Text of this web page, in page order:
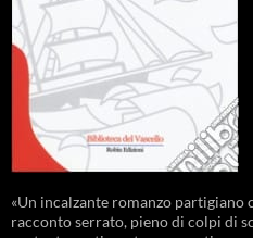
«Un incalzante romanzo partigiano
racconto serrato, pieno di colpi di